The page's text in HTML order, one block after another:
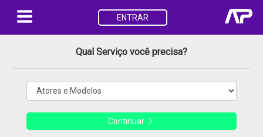
ENTRAR
Qual Serviço você precisa?
Continuar